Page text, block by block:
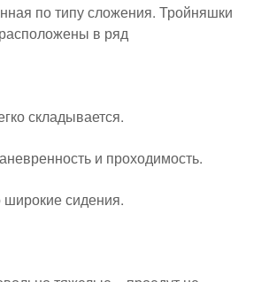
по типу сложения. Тройняшки
расположены в ряд
складывается.
и проходимость.
широкие сидения.